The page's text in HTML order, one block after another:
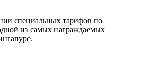
специальных тарифов по
из самых награждаемых